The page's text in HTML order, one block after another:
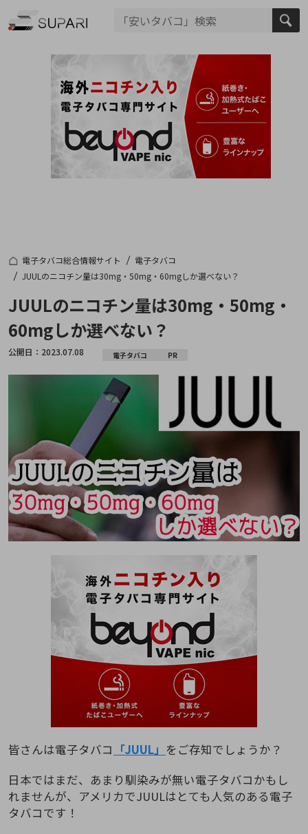
電子タバコ総合情報サイト
電子タバコ
JUULのニコチン量は30mg・50mg・60mgしか選べない？
JUULのニコチン量は30mg・50mg・
60mgしか選べない？
公開日： 2023.07.08 電子タバコ PR
皆さんは電子タバコ 「JUUL」 をご存知でしょうか？
日本ではまだ、あまり馴染みが無い電子タバコかもし
れませんが、アメリカでJUULはとても人気のある電子
タバコです！